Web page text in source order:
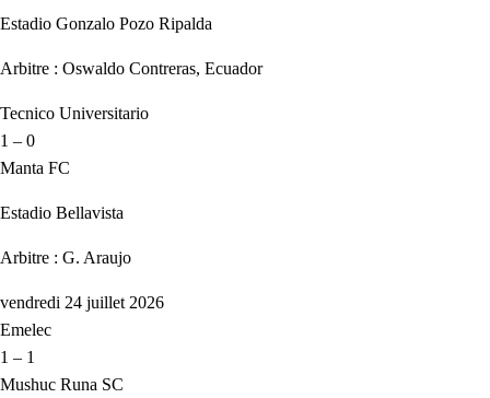
Estadio Gonzalo Pozo Ripalda
Arbitre : Oswaldo Contreras, Ecuador
Tecnico Universitario
1 – 0
Manta FC
Estadio Bellavista
Arbitre : G. Araujo
vendredi 24 juillet 2026
Emelec
1 – 1
Mushuc Runa SC